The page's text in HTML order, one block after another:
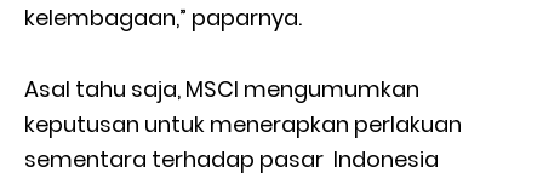
kelembagaan,” paparnya.
Asal tahu saja, MSCI mengumumkan
keputusan untuk menerapkan perlakuan
sementara terhadap pasar Indonesia